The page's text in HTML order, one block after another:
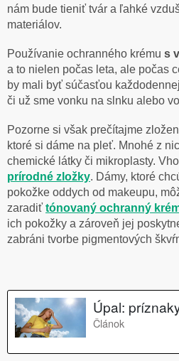
nám bude tieniť tvár a ľahké
materiálov.
Používanie ochranného krému s
a to nielen počas leta, ale počas
by mali byť súčasťou
či už sme vonku na slnku alebo
Pozorne si však prečítajme
ktoré si dáme na pleť. Mnohé z
chemické látky či mikroplasty.
prírodné zložky. Dámy, ktoré
pokožke oddych od makeupu,
zaradiť tónovaný ochranný
ich pokožky a zároveň jej
zabráni tvorbe pigmentových